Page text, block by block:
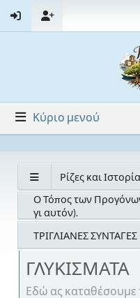
Κύριο μενού
Ρίζες και
Ο Τόπος των
γι αυτόν).
ΤΡΙΓΛΙΑΝΕΣ ΣΥΝΤΑΓΕΣ
ΓΛΥΚΙΣΜΑΤΑ
Εδώ ας καταθέσουμε